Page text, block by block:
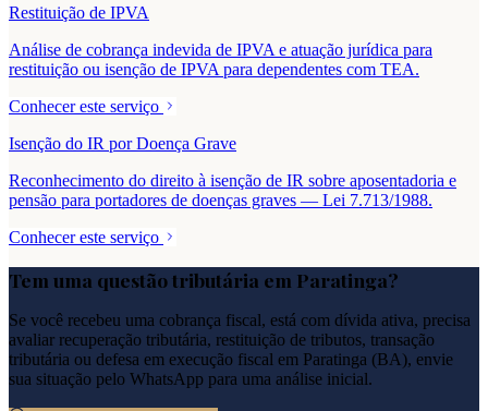
Restituição de IPVA
Análise de cobrança indevida de IPVA e atuação jurídica para
restituição ou isenção de IPVA para dependentes com TEA.
Conhecer este serviço
Isenção do IR por Doença Grave
Reconhecimento do direito à isenção de IR sobre aposentadoria e
pensão para portadores de doenças graves — Lei 7.713/1988.
Conhecer este serviço
Tem uma questão tributária em Paratinga?
Se você recebeu uma cobrança fiscal, está com dívida ativa, precisa
avaliar recuperação tributária, restituição de tributos, transação
tributária ou defesa em execução fiscal em Paratinga (BA), envie
sua situação pelo WhatsApp para uma análise inicial.